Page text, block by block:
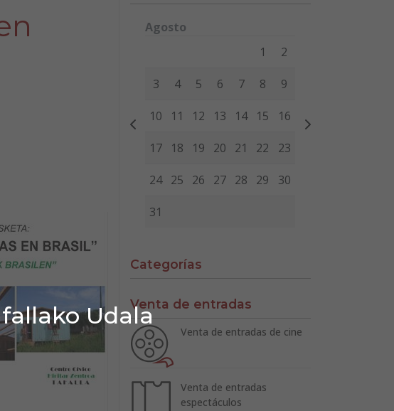
Udala
Agosto
Miércoles Jueves
1 2
3 4 5 6 7 8 9
10 11 12 13 14 15 16
17 18 19 20 21 22 23
24 25 26 27 28 29 30
31
Categorías
Venta de entradas
Venta de entradas de cine
Venta de entradas
espectáculos